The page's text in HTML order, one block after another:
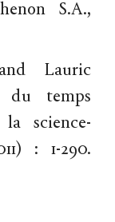
S.A.,
Lauric
du temps
science-
: 1-290.